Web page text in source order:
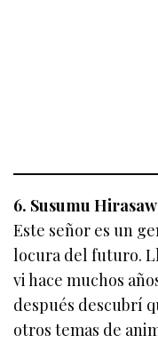
6. Susumu
Este señor es un
locura del futuro.
vi hace muchos
después descubrí
otros temas de